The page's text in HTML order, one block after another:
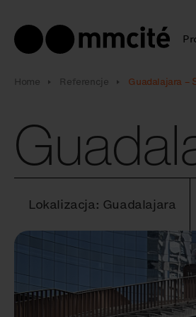
Home Referencje Guadalajara –
Lokalizacja: Guadalajara